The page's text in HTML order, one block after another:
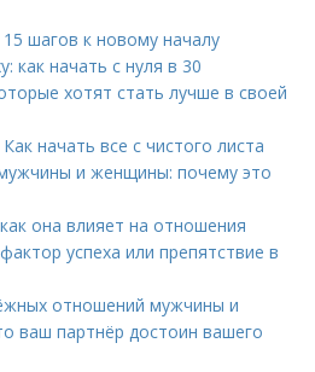
15 шагов к новому началу
как начать с нуля в 30
хотят стать лучше в своей
начать все с чистого листа
и женщины: почему это
она влияет на отношения
успеха или препятствие в
отношений мужчины и
ваш партнёр достоин вашего